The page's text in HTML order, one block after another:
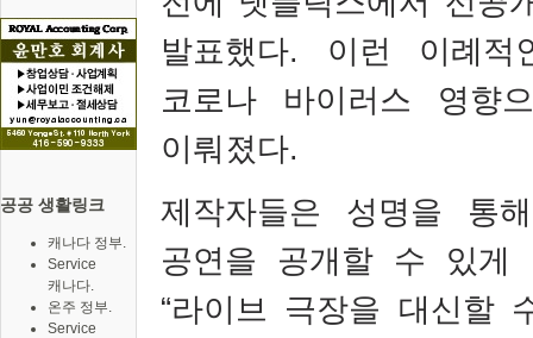
공공 생활링크
캐나다 정부.
Service
캐나다.
온주 정부.
Service
발표했다. 이런 이례적
코로나 바이러스 영향
이뤄졌다.
제작자들은 성명을 통해
공연을 공개할 수 있게
“라이브 극장을 대신할